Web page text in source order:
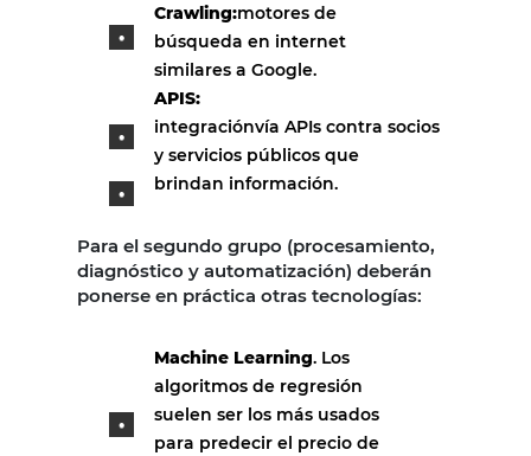
Crawling:motores de
búsqueda en internet
similares a Google.
APIS:
integraciónvía APIs contra socios
y servicios públicos que
brindan información.
Para el segundo grupo (procesamiento,
diagnóstico y automatización) deberán
ponerse en práctica otras tecnologías:
Machine Learning. Los
algoritmos de regresión
suelen ser los más usados
para predecir el precio de